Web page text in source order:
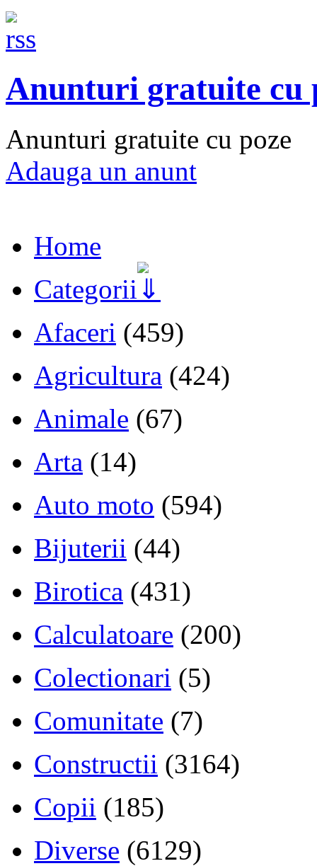
Anunturi gratuite cu
Anunturi gratuite cu poze
Adauga un anunt
Home
Categorii
Afaceri (459)
Agricultura (424)
Animale (67)
Arta (14)
Auto moto (594)
Bijuterii (44)
Birotica (431)
Calculatoare (200)
Colectionari (5)
Comunitate (7)
Constructii (3164)
Copii (185)
Diverse (6129)